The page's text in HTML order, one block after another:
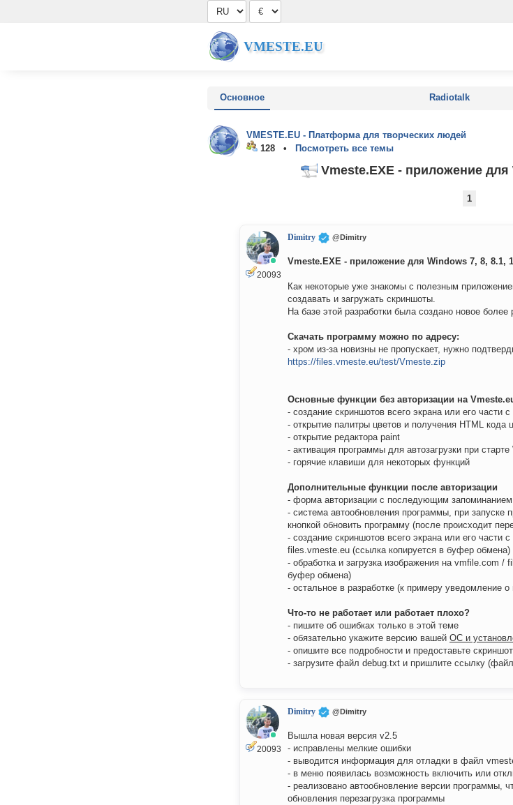
VMESTE.EU
Основное Radiotalk
VMESTE.EU - Платформа для творческих людей
128 •
Посмотреть все темы
Vmeste.EXE - приложение для
1
20093
Dimitry @Dimitry
Vmeste.EXE - приложение для Windows 7, 8, 8.1,
Как некоторые уже знакомы с полезным
создавать и загружать скриншоты.
На базе этой разработки была создано новое
Скачать программу можно по адресу:
- хром из-за новизны не пропускает, нужно
https://files.vmeste.eu/test/Vmeste.zip
Основные функции без авторизации на
- создание скриншотов всего экрана или его части
- открытие палитры цветов и получения HTML кода
- открытие редактора paint
- активация программы для автозагрузки при старте
- горячие клавиши для некоторых функций
Дополнительные функции после авторизации
- форма авторизации с последующим
- система автообновления программы, при запуске
кнопкой обновить программу (после происходит
- создание скриншотов всего экрана или его части
files.vmeste.eu (ссылка копируется в буфер обмена)
- обработка и загрузка изображения на vmfile.com /
буфер обмена)
- остальное в разработке (к примеру уведомление
Что-то не работает или работает плохо?
- пишите об ошибках только в этой теме
- обязательно укажите версию вашей ОС и
- опишите все подробности и предоставьте
- загрузите файл debug.txt и пришлите ссылку
20093
Dimitry @Dimitry
Вышла новая версия v2.5
- исправлены мелкие ошибки
- выводится информация для отладки в файл
- в меню появилась возможность включить или
- реализовано автообновление версии программы,
обновления перезагрузка программы